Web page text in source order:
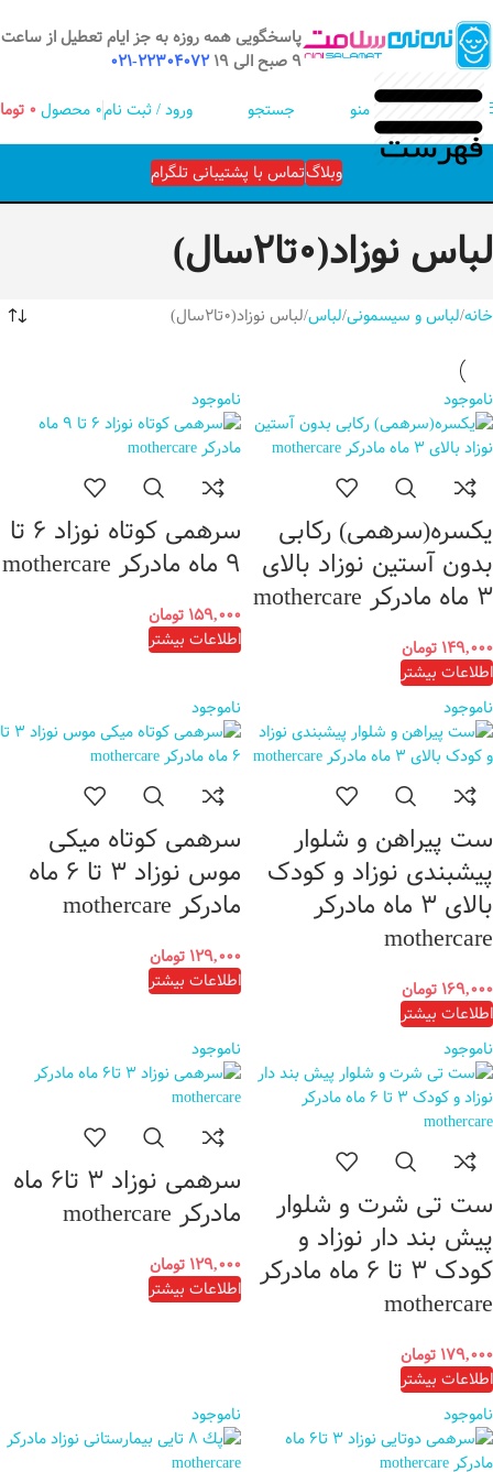
پاسخگویی همه روزه به جز ایام تعطیل از ساعت
9 صبح الی 19
22304072-021
منو
جستجو ورود / ثبت نام0 محصول۰
وبلاگتماس با پشتیبانی تلگرام
لباس نوزاد(0تا2سال)
خانه لباس و سیسمونی لباس لباس نوزاد(0تا2سال)
ناموجود
یکسره(سرهمی) رکابی
بدون آستین نوزاد بالای
۳ ماه مادرکر mothercare
۱۴۹,۰۰۰ تومان
اطلاعات بیشتر
ناموجود
سرهمی کوتاه نوزاد ۶ تا
۹ ماه مادرکر mothercare
۱۵۹,۰۰۰ تومان
اطلاعات بیشتر
ناموجود
ست پیراهن و شلوار
پیشبندی نوزاد و کودک
بالای ۳ ماه مادرکر
mothercare
۱۶۹,۰۰۰ تومان
اطلاعات بیشتر
ناموجود
سرهمی کوتاه میکی
موس نوزاد ۳ تا ۶ ماه
مادرکر mothercare
۱۲۹,۰۰۰ تومان
اطلاعات بیشتر
ناموجود
ست تی شرت و شلوار
پیش بند دار نوزاد و
کودک ۳ تا ۶ ماه مادرکر
mothercare
۱۷۹,۰۰۰ تومان
اطلاعات بیشتر
ناموجود
سرهمی نوزاد ۳ تا۶ ماه
مادرکر mothercare
۱۲۹,۰۰۰ تومان
اطلاعات بیشتر
ناموجود ناموجود